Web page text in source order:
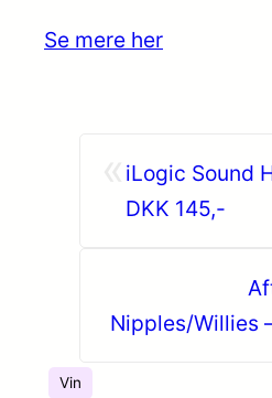
Se mere her
iLogic Sound
DKK 145,-
Nipples/Willies
Vin